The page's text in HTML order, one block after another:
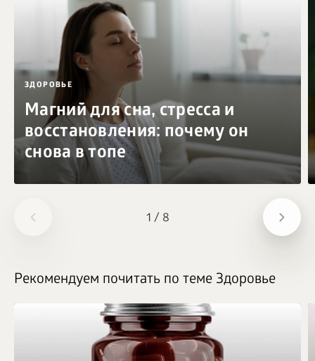
1 / 8
ЗДОРОВЬЕ
Магний для сна, стресса и
восстановления: почему он
снова в топе
Рекомендуем почитать по теме Здоровье